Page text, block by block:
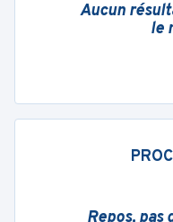
Aucun
le